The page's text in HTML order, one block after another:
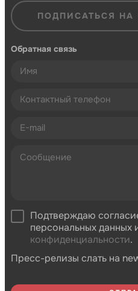
ПОДПИСАТЬСЯ НА
Обратная связь
Подтверждаю
персональных данных
конфиденциальности.
Пресс-релизы слать на